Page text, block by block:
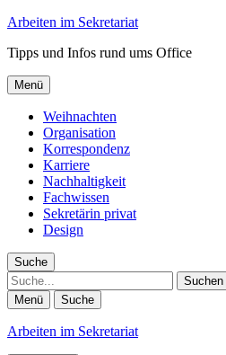
Arbeiten im Sekretariat
Tipps und Infos rund ums Office
Menü
Weihnachten
Organisation
Korrespondenz
Karriere
Nachhaltigkeit
Fachwissen
Sekretärin privat
Design
Suche
Suche
Menü Suche
Arbeiten im Sekretariat